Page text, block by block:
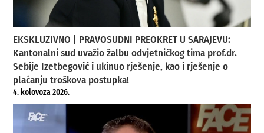
EKSKLUZIVNO | PRAVOSUDNI PREOKRET U SARAJEVU:
Kantonalni sud uvažio žalbu odvjetničkog tima prof.dr.
Sebije Izetbegović i ukinuo rješenje, kao i rješenje o
plaćanju troškova postupka!
4. kolovoza 2026.